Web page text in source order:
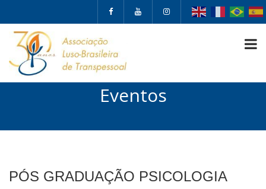
Eventos
PÓS GRADUAÇÃO PSICOLOGIA